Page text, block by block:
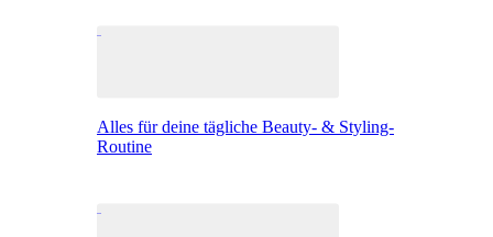
Alles für deine tägliche Beauty- & Styling-
Routine